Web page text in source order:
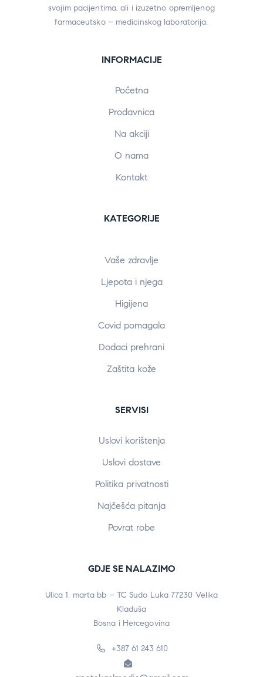
svojim pacijentima, ali i izuzetno opremljenog
farmaceutsko – medicinskog laboratorija.
INFORMACIJE
Početna
Prodavnica
Na akciji
O nama
Kontakt
KATEGORIJE
Vaše zdravlje
Ljepota i njega
Higijena
Covid pomagala
Dodaci prehrani
Zaštita kože
SERVISI
Uslovi korištenja
Uslovi dostave
Politika privatnosti
Najčešća pitanja
Povrat robe
GDJE SE NALAZIMO
Ulica 1. marta bb – TC Sudo Luka 77230 Velika
Kladuša
Bosna i Hercegovina
+387 61 243 610